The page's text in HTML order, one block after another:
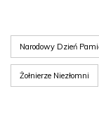
Narodowy Dzień
Żołnierze Niezłomni